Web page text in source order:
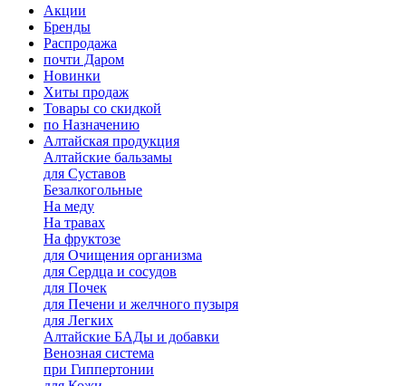
Акции
Бренды
Распродажа
почти Даром
Новинки
Хиты продаж
Товары со скидкой
по Назначению
Алтайская продукция
Алтайские бальзамы
для Суставов
Безалкогольные
На меду
На травах
На фруктозе
для Очищения организма
для Сердца и сосудов
для Почек
для Печени и желчного пузыря
для Легких
Алтайские БАДы и добавки
Венозная система
при Гиппертонии